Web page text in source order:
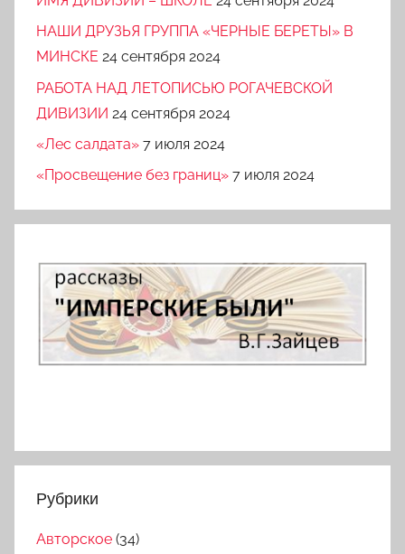
НАШИ ДРУЗЬЯ ГРУППА «ЧЕРНЫЕ БЕРЕТЫ» В
МИНСКЕ 24 сентября 2024
РАБОТА НАД ЛЕТОПИСЬЮ РОГАЧЕВСКОЙ
ДИВИЗИИ 24 сентября 2024
«Лес салдата» 7 июля 2024
«Просвещение без границ» 7 июля 2024
Рубрики
Авторское (34)